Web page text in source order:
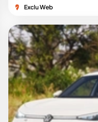
Exclu Web